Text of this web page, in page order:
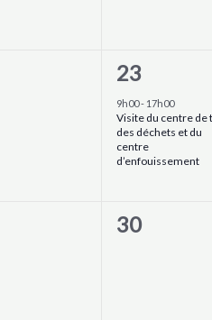
1
23
9h00- 17h00
Visite du centre de
des déchets et du
centre
d’enfouissement
0
30